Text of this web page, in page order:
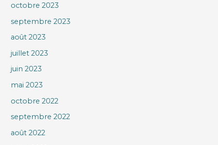
octobre 2023
septembre 2023
août 2023
juillet 2023
juin 2023
mai 2023
octobre 2022
septembre 2022
août 2022